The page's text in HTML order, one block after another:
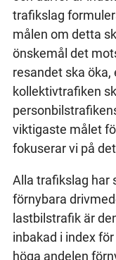
trafikslag
målen om detta
önskemål det
resandet ska
kollektivtrafiken
viktigaste målet
fokuserar vi på
Alla trafikslag har
förnybara
lastbilstrafik är
inbakad i index
höga andelen